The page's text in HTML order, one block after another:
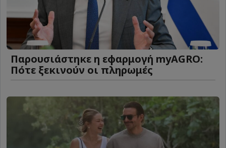
Παρουσιάστηκε η εφαρμογή myAGRO:
Πότε ξεκινούν οι πληρωμές